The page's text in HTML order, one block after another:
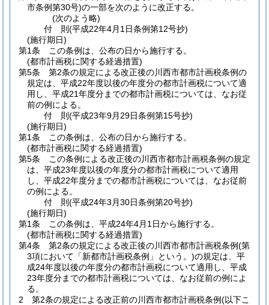
市条例第30号)の一部を次のように改正する。
(次のよう略)
付 則(平成22年4月1日条例第12号抄)
(施行期日)
第1条
この条例は、公布の日から施行する。
(都市計画税に関する経過措置)
第5条
第2条の規定による改正後の川西市都市計画税条例の
規定は、平成22年度以後の年度分の都市計画税について適
用し、平成21年度分までの都市計画税については、なお従
前の例による。
付 則(平成23年9月29日条例第15号抄)
(施行期日)
第1条
この条例は、公布の日から施行する。
(都市計画税に関する経過措置)
第5条
この条例による改正後の川西市都市計画税条例の規定
は、平成23年度以後の年度分の都市計画税について適用
し、平成22年度分までの都市計画税については、なお従前
の例による。
付 則(平成24年3月30日条例第20号抄)
(施行期日)
第1条
この条例は、平成24年4月1日から施行する。
(都市計画税に関する経過措置)
第4条
第2条の規定による改正後の川西市都市計画税条例(第
3項において「新都市計画税条例」という。)の規定は、平
成24年度以後の年度分の都市計画税について適用し、平成
23年度分までの都市計画税については、なお従前の例によ
る。
2
第2条の規定による改正前の川西市都市計画税条例(以下こ